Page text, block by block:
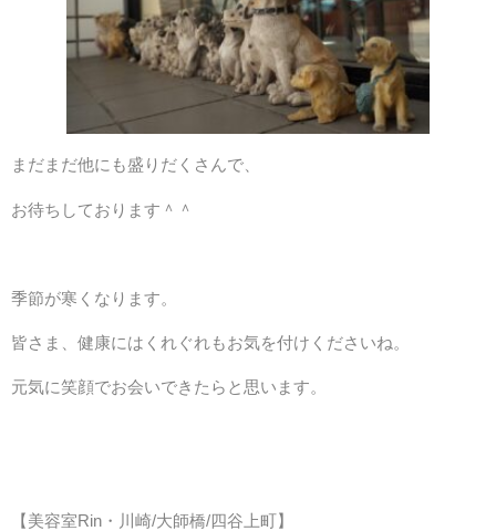
まだまだ他にも盛りだくさんで、
お待ちしております＾＾
季節が寒くなります。
皆さま、健康にはくれぐれもお気を付けくださいね。
元気に笑顔でお会いできたらと思います。
【美容室Rin・川崎/大師橋/四谷上町】